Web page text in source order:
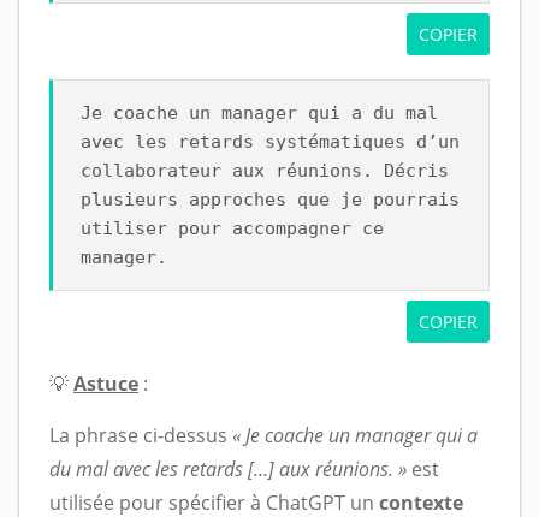
COPIER
Je coache un manager qui a du mal
avec les retards systématiques d’un
collaborateur aux réunions. Décris
plusieurs approches que je pourrais
utiliser pour accompagner ce
manager.
COPIER
💡Astuce :
La phrase ci-dessus « Je coache un manager qui a
du mal avec les retards […] aux réunions. » est
utilisée pour spécifier à ChatGPT un contexte